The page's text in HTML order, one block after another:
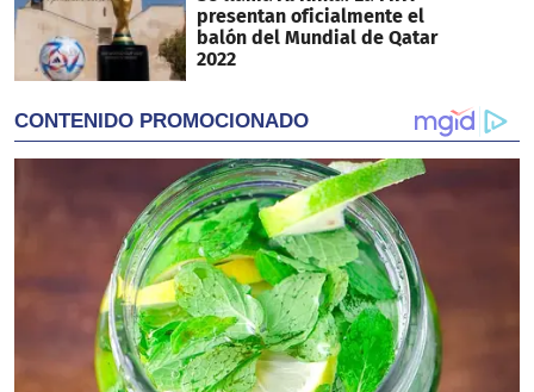
presentan oficialmente el
balón del Mundial de Qatar
2022